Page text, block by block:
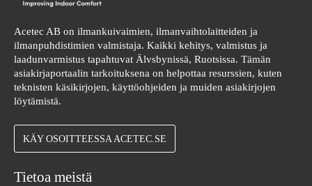
Acetec AB on ilmankuivaimien, ilmanvaihtolaitteiden ja
ilmanpuhdistimien valmistaja. Kaikki kehitys, valmistus ja
laadunvarmistus tapahtuvat Älvsbynissä, Ruotsissa. Tämän
asiakirjaportaalin tarkoituksena on helpottaa resurssien, kuten
teknisten käsikirjojen, käyttöohjeiden ja muiden asiakirjojen
löytämistä.
KÄY OSOITTEESSA ACETEC.SE
Tietoa meistä